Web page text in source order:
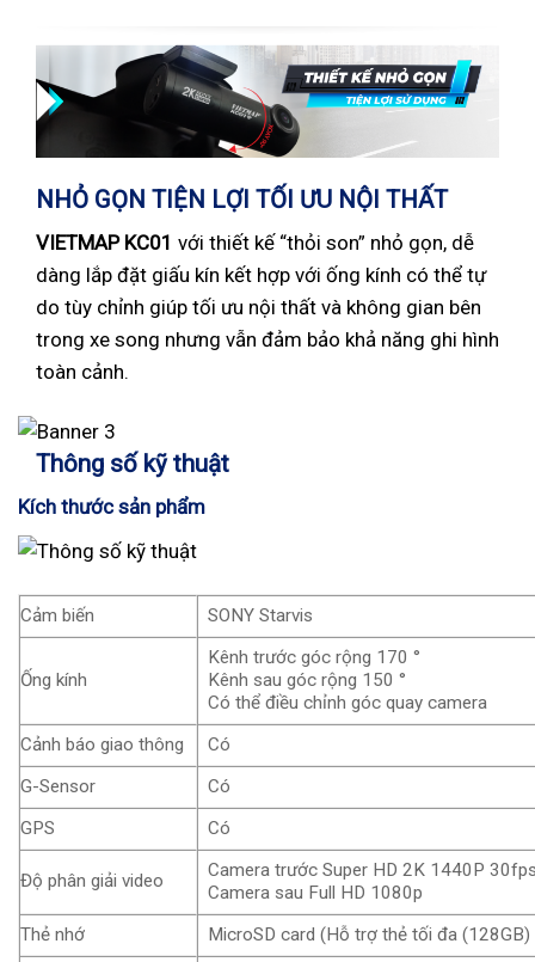
NHỎ GỌN TIỆN LỢI TỐI ƯU NỘI THẤT
VIETMAP KC01 với thiết kế “thỏi son” nhỏ gọn, dễ
dàng lắp đặt giấu kín kết hợp với ống kính có thể tự
do tùy chỉnh giúp tối ưu nội thất và không gian bên
trong xe song nhưng vẫn đảm bảo khả năng ghi hình
toàn cảnh.
Thông số kỹ thuật
Kích thước sản phẩm
Cảm biến SONY Starvis
Ống kính
Kênh trước góc rộng 170 °
Kênh sau góc rộng 150 °
Có thể điều chỉnh góc quay camera
Cảnh báo giao thông
Có
G-Sensor
Có
GPS
Có
Độ phân giải video
Camera trước Super HD 2K 1440P
Camera sau Full HD 1080p
Thẻ nhớ
MicroSD card (Hỗ trợ thẻ tối đa (128GB)